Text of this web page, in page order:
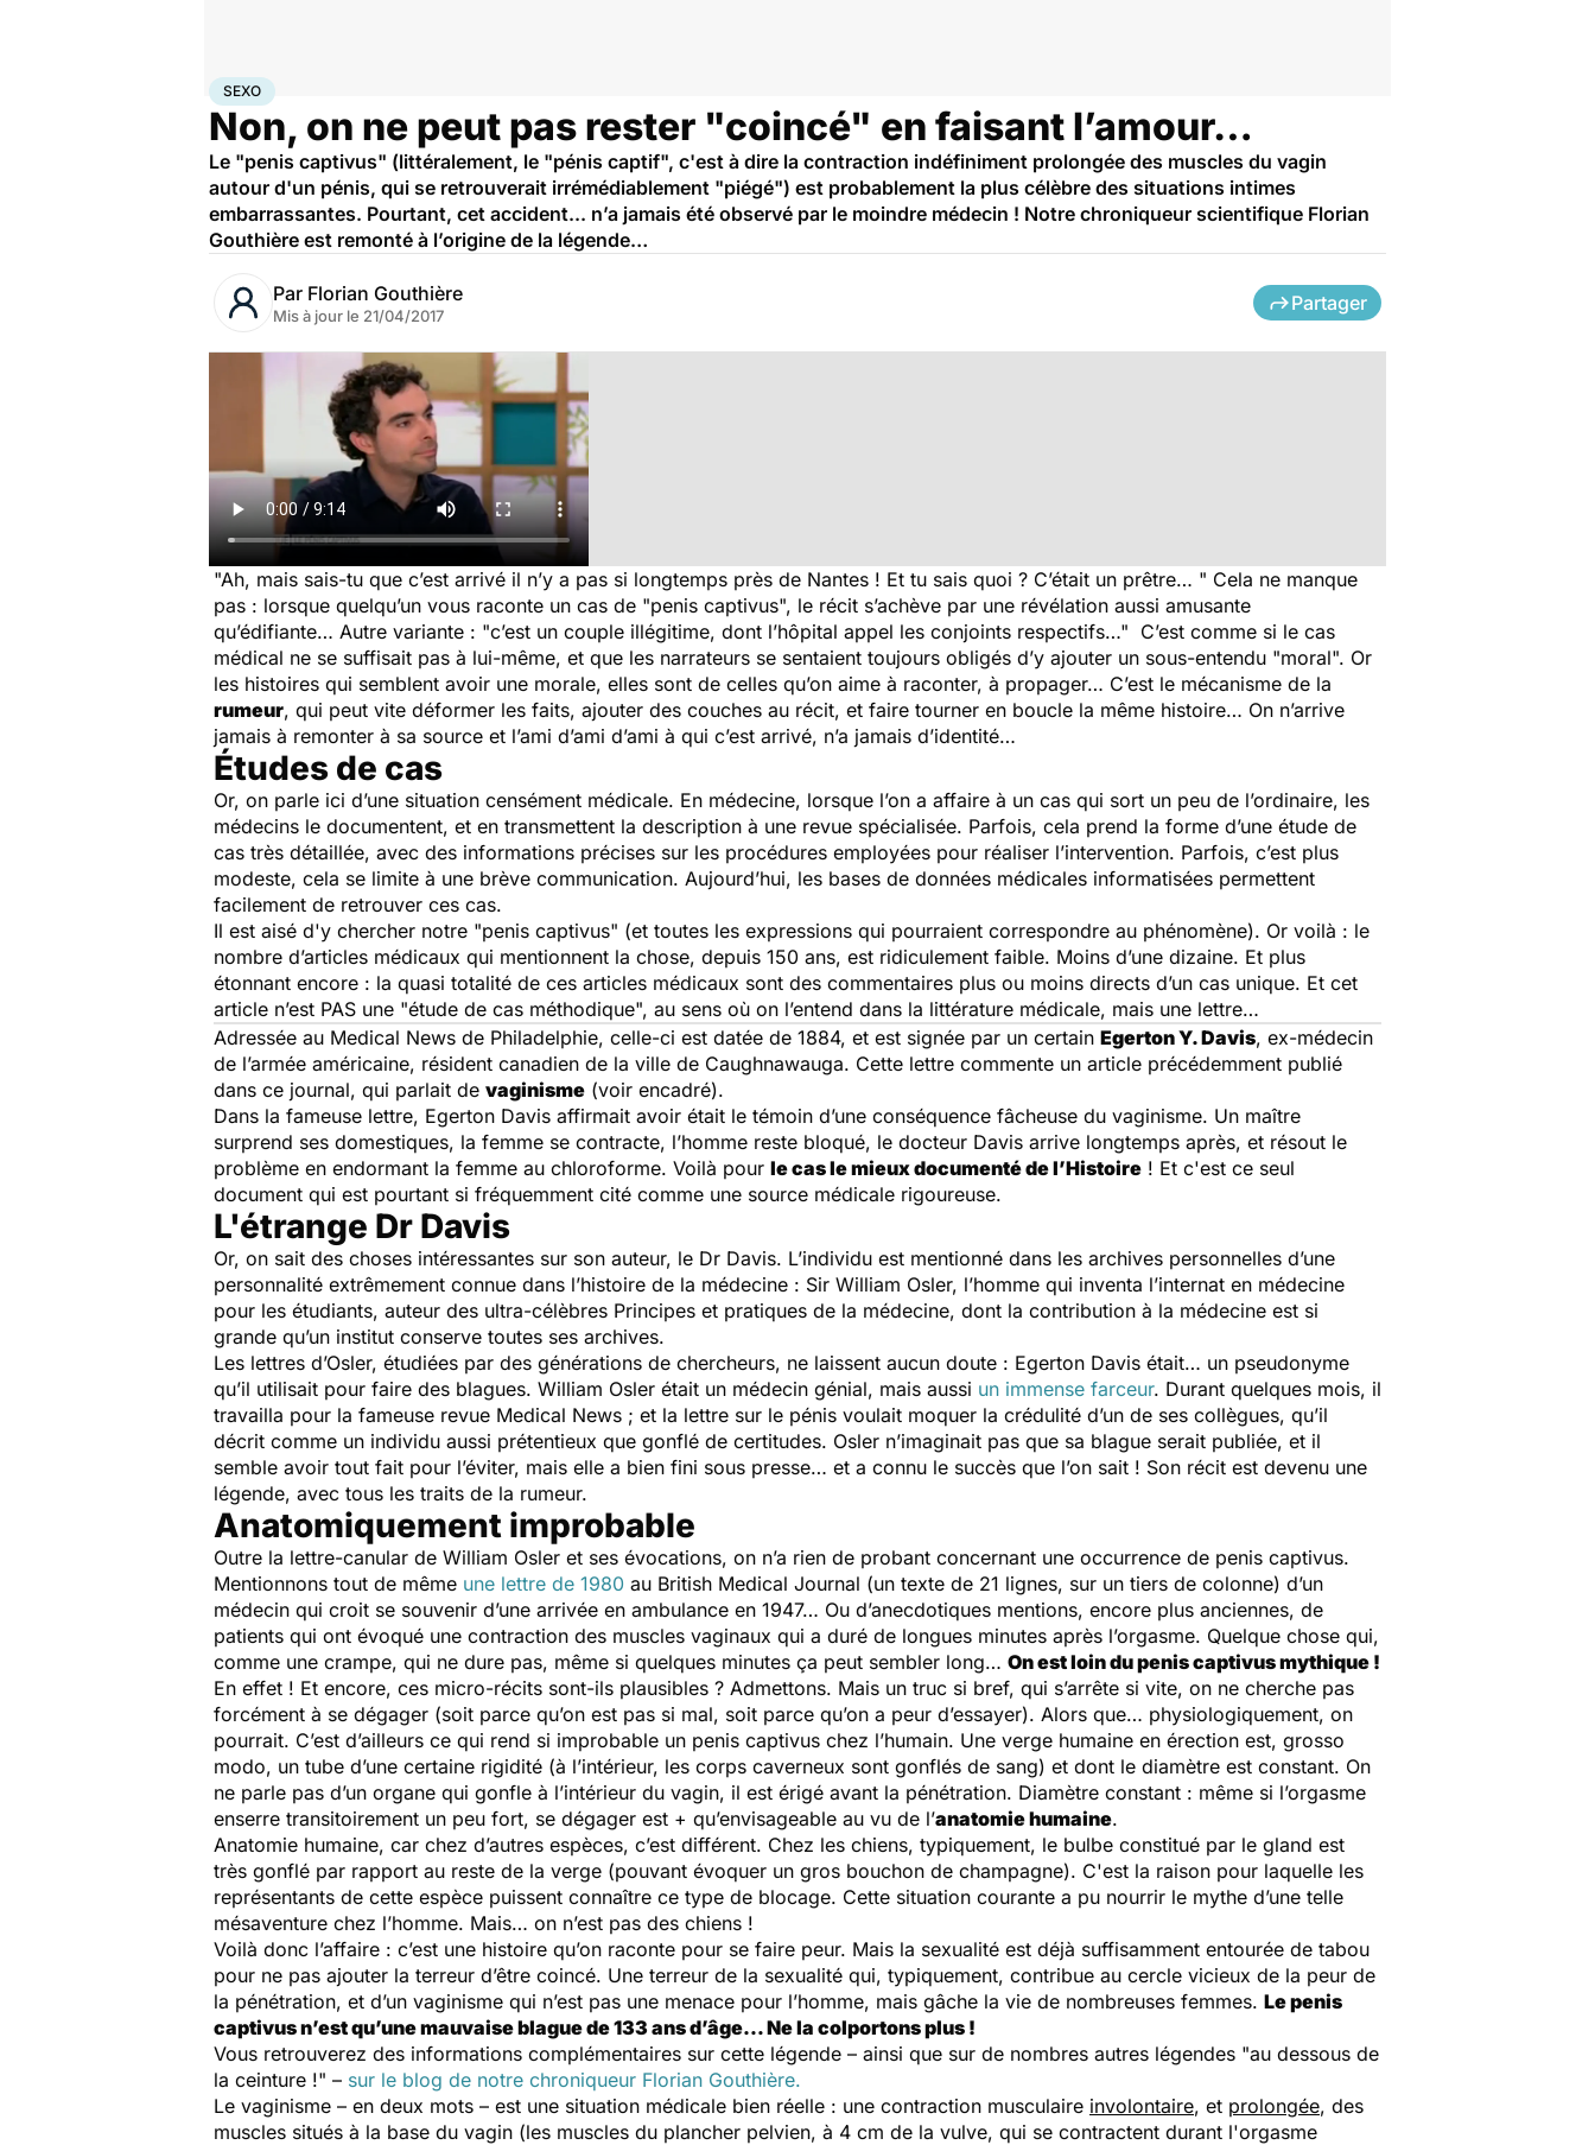
AccueilBien-être
SEXO
Non, on ne peut pas rester "coincé" en faisant l’amour…
Le "penis captivus" (littéralement, le "pénis captif", c'est à dire la contraction indéfiniment prolongée des muscles du vagin
autour d'un pénis, qui se retrouverait irrémédiablement "piégé") est probablement la plus célèbre des situations intimes
embarrassantes. Pourtant, cet accident... n’a jamais été observé par le moindre médecin ! Notre chroniqueur scientifique Florian
Gouthière est remonté à l’origine de la légende…
Par Florian Gouthière
Mis à jour le 21/04/2017
Partager
"Ah, mais sais-tu que c’est arrivé il n’y a pas si longtemps près de Nantes ! Et tu sais quoi ? C’était un prêtre… " Cela ne manque
pas : lorsque quelqu’un vous raconte un cas de "penis captivus", le récit s’achève par une révélation aussi amusante
qu’édifiante… Autre variante : "c’est un couple illégitime, dont l’hôpital appel les conjoints respectifs…" C’est comme si le cas
médical ne se suffisait pas à lui-même, et que les narrateurs se sentaient toujours obligés d’y ajouter un sous-entendu "moral". Or
les histoires qui semblent avoir une morale, elles sont de celles qu’on aime à raconter, à propager… C’est le mécanisme de la
rumeur, qui peut vite déformer les faits, ajouter des couches au récit, et faire tourner en boucle la même histoire… On n’arrive
jamais à remonter à sa source et l’ami d’ami d’ami à qui c’est arrivé, n’a jamais d’identité…
Études de cas
Or, on parle ici d’une situation censément médicale. En médecine, lorsque l’on a affaire à un cas qui sort un peu de l’ordinaire, les
médecins le documentent, et en transmettent la description à une revue spécialisée. Parfois, cela prend la forme d’une étude de
cas très détaillée, avec des informations précises sur les procédures employées pour réaliser l’intervention. Parfois, c’est plus
modeste, cela se limite à une brève communication. Aujourd’hui, les bases de données médicales informatisées permettent
facilement de retrouver ces cas.
Il est aisé d'y chercher notre "penis captivus" (et toutes les expressions qui pourraient correspondre au phénomène). Or voilà : le
nombre d’articles médicaux qui mentionnent la chose, depuis 150 ans, est ridiculement faible. Moins d’une dizaine. Et plus
étonnant encore : la quasi totalité de ces articles médicaux sont des commentaires plus ou moins directs d’un cas unique. Et cet
article n’est PAS une "étude de cas méthodique", au sens où on l’entend dans la littérature médicale, mais une lettre…
Adressée au Medical News de Philadelphie, celle-ci est datée de 1884, et est signée par un certain Egerton Y. Davis, ex-médecin
de l’armée américaine, résident canadien de la ville de Caughnawauga. Cette lettre commente un article précédemment publié
dans ce journal, qui parlait de vaginisme (voir encadré).
Dans la fameuse lettre, Egerton Davis affirmait avoir était le témoin d’une conséquence fâcheuse du vaginisme. Un maître
surprend ses domestiques, la femme se contracte, l’homme reste bloqué, le docteur Davis arrive longtemps après, et résout le
problème en endormant la femme au chloroforme. Voilà pour le cas le mieux documenté de l’Histoire ! Et c'est ce seul
document qui est pourtant si fréquemment cité comme une source médicale rigoureuse.
L'étrange Dr Davis
Or, on sait des choses intéressantes sur son auteur, le Dr Davis. L’individu est mentionné dans les archives personnelles d’une
personnalité extrêmement connue dans l’histoire de la médecine : Sir William Osler, l’homme qui inventa l’internat en médecine
pour les étudiants, auteur des ultra-célèbres Principes et pratiques de la médecine, dont la contribution à la médecine est si
grande qu’un institut conserve toutes ses archives.
Les lettres d’Osler, étudiées par des générations de chercheurs, ne laissent aucun doute : Egerton Davis était… un pseudonyme
qu’il utilisait pour faire des blagues. William Osler était un médecin génial, mais aussi un immense farceur. Durant quelques mois, il
travailla pour la fameuse revue Medical News ; et la lettre sur le pénis voulait moquer la crédulité d’un de ses collègues, qu’il
décrit comme un individu aussi prétentieux que gonflé de certitudes. Osler n’imaginait pas que sa blague serait publiée, et il
semble avoir tout fait pour l’éviter, mais elle a bien fini sous presse… et a connu le succès que l’on sait ! Son récit est devenu une
légende, avec tous les traits de la rumeur.
Anatomiquement improbable
Outre la lettre-canular de William Osler et ses évocations, on n’a rien de probant concernant une occurrence de penis captivus.
Mentionnons tout de même une lettre de 1980 au British Medical Journal (un texte de 21 lignes, sur un tiers de colonne) d’un
médecin qui croit se souvenir d’une arrivée en ambulance en 1947… Ou d’anecdotiques mentions, encore plus anciennes, de
patients qui ont évoqué une contraction des muscles vaginaux qui a duré de longues minutes après l’orgasme. Quelque chose qui,
comme une crampe, qui ne dure pas, même si quelques minutes ça peut sembler long… On est loin du penis captivus mythique !
En effet ! Et encore, ces micro-récits sont-ils plausibles ? Admettons. Mais un truc si bref, qui s’arrête si vite, on ne cherche pas
forcément à se dégager (soit parce qu’on est pas si mal, soit parce qu’on a peur d’essayer). Alors que… physiologiquement, on
pourrait. C’est d’ailleurs ce qui rend si improbable un penis captivus chez l’humain. Une verge humaine en érection est, grosso
modo, un tube d’une certaine rigidité (à l’intérieur, les corps caverneux sont gonflés de sang) et dont le diamètre est constant. On
ne parle pas d’un organe qui gonfle à l’intérieur du vagin, il est érigé avant la pénétration. Diamètre constant : même si l’orgasme
enserre transitoirement un peu fort, se dégager est + qu’envisageable au vu de l’anatomie humaine.
Anatomie humaine, car chez d’autres espèces, c’est différent. Chez les chiens, typiquement, le bulbe constitué par le gland est
très gonflé par rapport au reste de la verge (pouvant évoquer un gros bouchon de champagne). C'est la raison pour laquelle les
représentants de cette espèce puissent connaître ce type de blocage. Cette situation courante a pu nourrir le mythe d’une telle
mésaventure chez l’homme. Mais… on n’est pas des chiens !
Voilà donc l’affaire : c’est une histoire qu’on raconte pour se faire peur. Mais la sexualité est déjà suffisamment entourée de tabou
pour ne pas ajouter la terreur d’être coincé. Une terreur de la sexualité qui, typiquement, contribue au cercle vicieux de la peur de
la pénétration, et d’un vaginisme qui n’est pas une menace pour l’homme, mais gâche la vie de nombreuses femmes. Le penis
captivus n’est qu’une mauvaise blague de 133 ans d’âge… Ne la colportons plus !
Vous retrouverez des informations complémentaires sur cette légende – ainsi que sur de nombres autres légendes "au dessous de
la ceinture !" – sur le blog de notre chroniqueur Florian Gouthière.
Le vaginisme – en deux mots – est une situation médicale bien réelle : une contraction musculaire involontaire, et prolongée, des
muscles situés à la base du vagin (les muscles du plancher pelvien, à 4 cm de la vulve, qui se contractent durant l'orgasme